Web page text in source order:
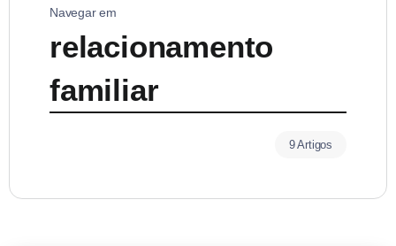
Navegar em
relacionamento
familiar
9 Artigos